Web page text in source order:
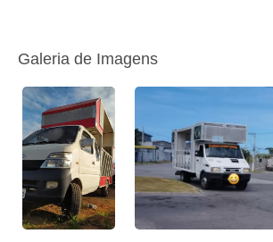
Galeria de Imagens